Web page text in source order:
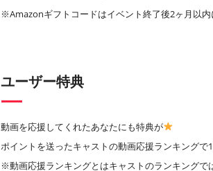
※Amazonギフトコードはイベント終了後2ヶ月以内
ユーザー特典
動画を応援してくれたあなたにも特典が
ポイントを送ったキャストの動画応援ランキングで
※動画応援ランキングとはキャストのランキング